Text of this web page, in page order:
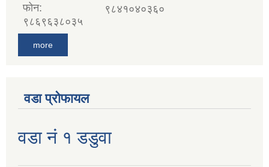
फोन:
९८६९६३८०३५
९८४१०४०३६०
more
वडा प्रोफायल
वडा नं १ डडुवा